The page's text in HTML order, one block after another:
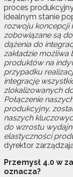
proces
idealnym stanie
rozwoju koncepcji
zobowiązane są
dążenia do
zakładzie
produktów na
przypadku
integrację
zlokalizowanych
Połączenie
produkcyjny,
naszych
do wzrostu
elastyczności
dyrektor
Przemysł 4.0 w
oznacza?